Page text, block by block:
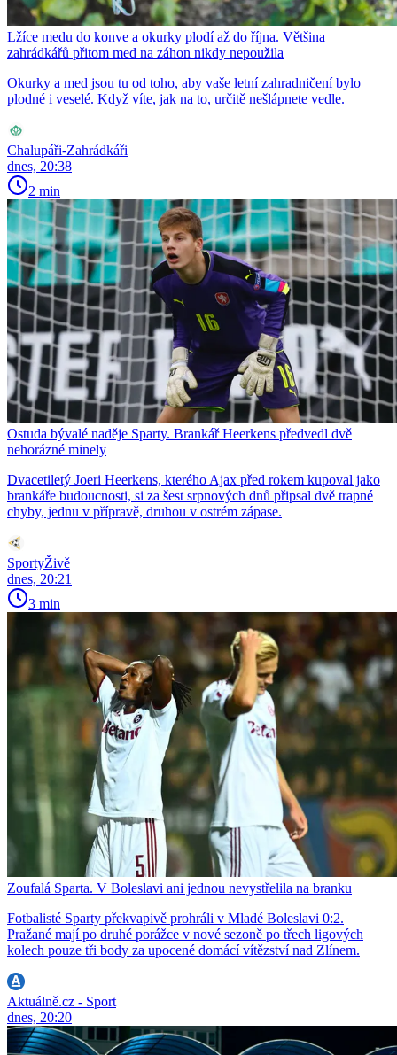
Lžíce medu do konve a okurky plodí až do října. Většina
zahrádkářů přitom med na záhon nikdy nepoužila
Okurky a med jsou tu od toho, aby vaše letní zahradničení bylo
plodné i veselé. Když víte, jak na to, určitě nešlápnete vedle.
Chalupáři-Zahrádkáři
dnes, 20:38
2 min
Ostuda bývalé naděje Sparty. Brankář Heerkens předvedl dvě
nehorázné minely
Dvacetiletý Joeri Heerkens, kterého Ajax před rokem kupoval jako
brankáře budoucnosti, si za šest srpnových dnů připsal dvě trapné
chyby, jednu v přípravě, druhou v ostrém zápase.
SportyŽivě
dnes, 20:21
3 min
Zoufalá Sparta. V Boleslavi ani jednou nevystřelila na branku
Fotbalisté Sparty překvapivě prohráli v Mladé Boleslavi 0:2.
Pražané mají po druhé porážce v nové sezoně po třech ligových
kolech pouze tři body za upocené domácí vítězství nad Zlínem.
Aktuálně.cz - Sport
dnes, 20:20